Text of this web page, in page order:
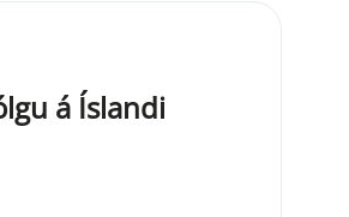
á Íslandi